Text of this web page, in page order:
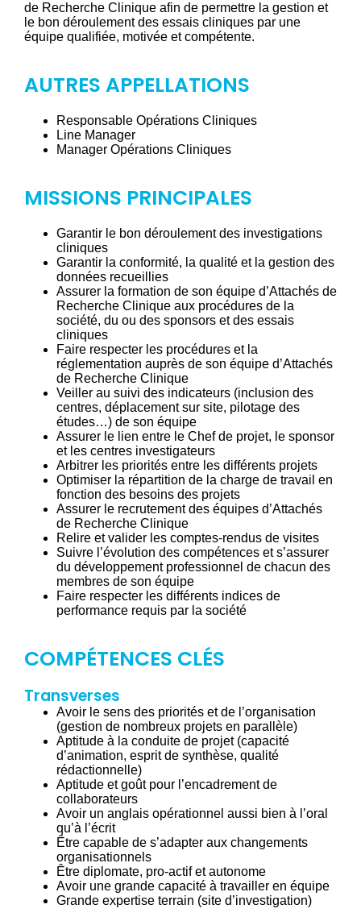
de Recherche Clinique afin de permettre la gestion et
le bon déroulement des essais cliniques par une
équipe qualifiée, motivée et compétente.
AUTRES APPELLATIONS
Responsable Opérations Cliniques
Line Manager
Manager Opérations Cliniques
MISSIONS PRINCIPALES
Garantir le bon déroulement des investigations
cliniques
Garantir la conformité, la qualité et la gestion des
données recueillies
Assurer la formation de son équipe d’Attachés de
Recherche Clinique aux procédures de la
société, du ou des sponsors et des essais
cliniques
Faire respecter les procédures et la
réglementation auprès de son équipe d’Attachés
de Recherche Clinique
Veiller au suivi des indicateurs (inclusion des
centres, déplacement sur site, pilotage des
études…) de son équipe
Assurer le lien entre le Chef de projet, le sponsor
et les centres investigateurs
Arbitrer les priorités entre les différents projets
Optimiser la répartition de la charge de travail en
fonction des besoins des projets
Assurer le recrutement des équipes d’Attachés
de Recherche Clinique
Relire et valider les comptes-rendus de visites
Suivre l’évolution des compétences et s’assurer
du développement professionnel de chacun des
membres de son équipe
Faire respecter les différents indices de
performance requis par la société
COMPÉTENCES CLÉS
Transverses
Avoir le sens des priorités et de l’organisation
(gestion de nombreux projets en parallèle)
Aptitude à la conduite de projet (capacité
d’animation, esprit de synthèse, qualité
rédactionnelle)
Aptitude et goût pour l’encadrement de
collaborateurs
Avoir un anglais opérationnel aussi bien à l’oral
qu’à l’écrit
Être capable de s’adapter aux changements
organisationnels
Être diplomate, pro-actif et autonome
Avoir une grande capacité à travailler en équipe
Grande expertise terrain (site d’investigation)